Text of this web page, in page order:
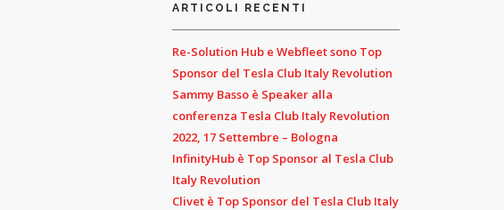
ARTICOLI RECENTI
Re-Solution Hub e Webfleet sono Top
Sponsor del Tesla Club Italy Revolution
Sammy Basso è Speaker alla
conferenza Tesla Club Italy Revolution
2022, 17 Settembre – Bologna
InfinityHub è Top Sponsor al Tesla Club
Italy Revolution
Clivet è Top Sponsor del Tesla Club Italy